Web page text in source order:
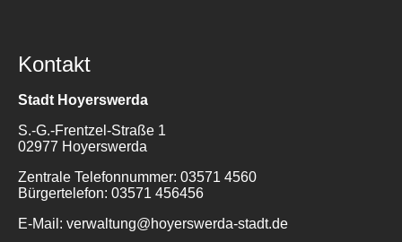
Kontakt
Stadt Hoyerswerda
S.-G.-Frentzel-Straße 1
02977 Hoyerswerda
Zentrale Telefonnummer: 03571 4560
Bürgertelefon: 03571 456456
E-Mail: verwaltung@hoyerswerda-stadt.de